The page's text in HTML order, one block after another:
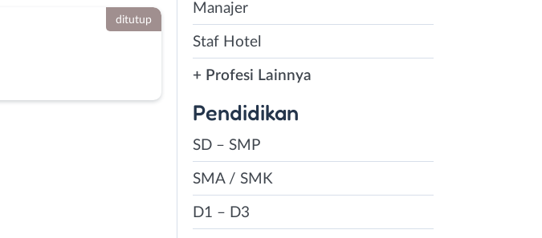
ditutup
Manajer
Staf Hotel
+ Profesi Lainnya
Pendidikan
SD – SMP
SMA / SMK
D1 – D3